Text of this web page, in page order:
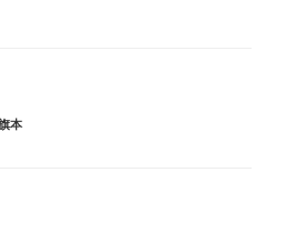
本